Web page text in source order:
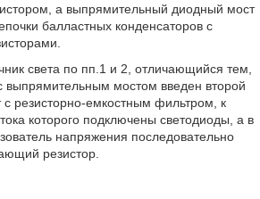
а выпрямительный диодный мост
балластных конденсаторов с
света по пп.1 и 2, отличающийся тем,
выпрямительным мостом введен второй
резисторно-емкостным фильтром, к
которого подключены светодиоды, а в
напряжения последовательно
резистор.